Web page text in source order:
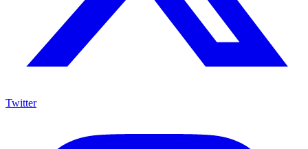
Twitter